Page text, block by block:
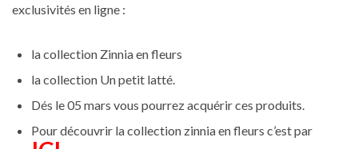
exclusivités en ligne :
la collection Zinnia en fleurs
la collection Un petit latté.
Dés le 05 mars vous pourrez acquérir ces produits.
Pour découvrir la collection zinnia en fleurs c’est par